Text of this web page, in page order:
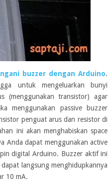
buzzer dengan Arduino.
untuk mengeluarkan bunyi
(menggunakan transistor) agar
menggunakan passive buzzer
penguat arus dan resistor di
ini akan menghabiskan space
Anda dapat menggunakan active
digital Arduino. Buzzer aktif ini
langsung menghidupkannya
10 mA.